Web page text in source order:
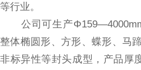
等行业。
公司可生产
整体椭圆形、方形、蝶形、马
非标异性等封头成型，产品厚